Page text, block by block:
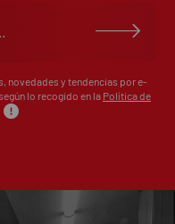
novedades y tendencias por e-
lo recogido en la Política de